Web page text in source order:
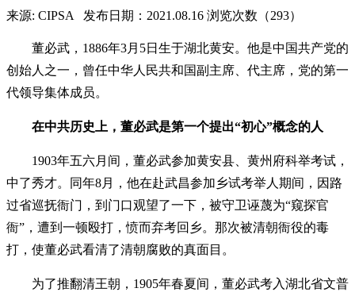
来源: CIPSA 发布日期：2021.08.16 浏览次数（293）
董必武，1886年3月5日生于湖北黄安。他是中国共产党的
创始人之一，曾任中华人民共和国副主席、代主席，党的第一
代领导集体成员。
在中共历史上，董必武是第一个提出“初心”概念的人
1903年五六月间，董必武参加黄安县、黄州府科举考试，
中了秀才。同年8月，他在赴武昌参加乡试考举人期间，因路
过省巡抚衙门，到门口观望了一下，被守卫诬蔑为“窥探官
衙”，遭到一顿殴打，愤而弃考回乡。那次被清朝衙役的毒
打，使董必武看清了清朝腐败的真面目。
为了推翻清王朝，1905年春夏间，董必武考入湖北省文普